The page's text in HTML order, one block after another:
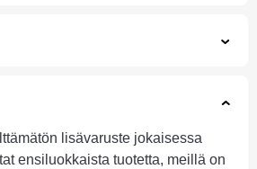
lisävaruste jokaisessa
ensiluokkaista tuotetta, meillä on